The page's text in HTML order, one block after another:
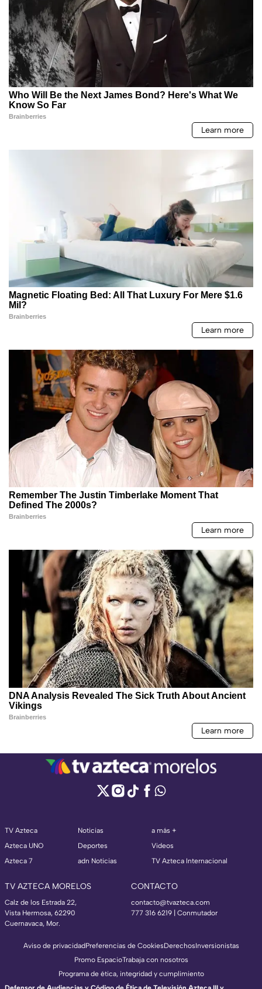
TV Azteca
Azteca UNO
Azteca 7
Noticias
Deportes
adn Noticias
a más +
Videos
TV Azteca Internacional
TV AZTECA MORELOS
Calz de los Estrada 22,
Vista Hermosa, 62290
Cuernavaca, Mor.
CONTACTO
contacto@tvazteca.com
777 316 6219 | Conmutador
Aviso de privacidadPreferencias de CookiesDerechosInversionistas
Promo EspacioTrabaja con nosotros
Programa de ética, integridad y cumplimiento